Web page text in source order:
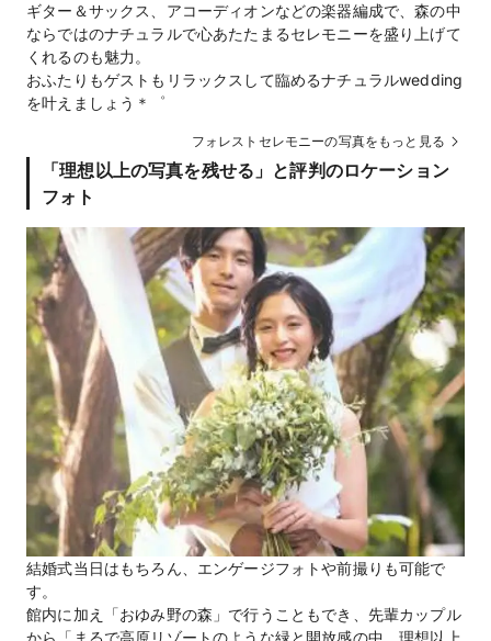
ギター＆サックス、アコーディオンなどの楽器編成で、森の中
ならではのナチュラルで心あたたまるセレモニーを盛り上げて
くれるのも魅力。
おふたりもゲストもリラックスして臨めるナチュラルwedding
を叶えましょう＊゜
フォレストセレモニーの写真をもっと見る
「理想以上の写真を残せる」と評判のロケーション
フォト
結婚式当日はもちろん、エンゲージフォトや前撮りも可能で
す。
館内に加え「おゆみ野の森」で行うこともでき、先輩カップル